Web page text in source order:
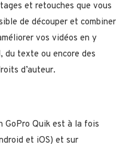
et retouches que vous
de découper et combiner
vos vidéos en y
du texte ou encore des
d’auteur.
GoPro Quik est à la fois
et iOS) et sur